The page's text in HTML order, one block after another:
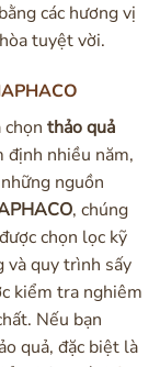
các hương vị
tuyệt vời.
thảo quả
định nhiều năm,
nguồn
, chúng
chọn lọc kỹ
và quy trình sấy
kiểm tra nghiêm
Nếu bạn
quả, đặc biệt là